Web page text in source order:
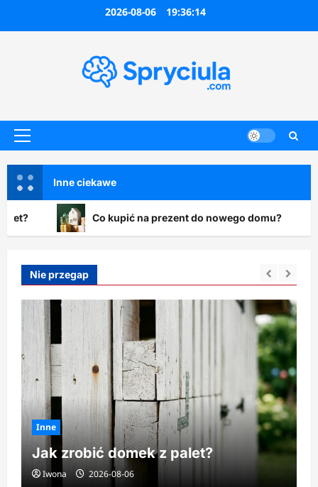
2026-08-06 19:36:16
Menu
Inne ciekawe
Co kupić na prezent do nowego domu?
Nie przegap
Inne
Jak zrobić domek z palet?
Iwona 2026-08-06